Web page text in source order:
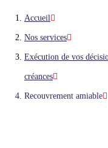
Accueil
Nos services
Exécution de vos
créances
Recouvrement amiable